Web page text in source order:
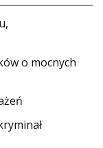
o mocnych